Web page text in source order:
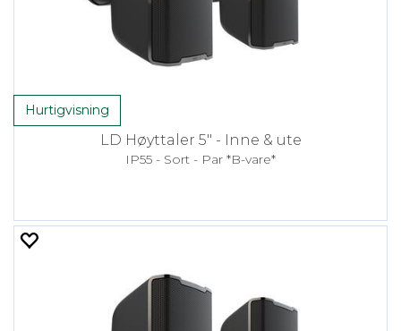
Hurtigvisning
LD Høyttaler 5" - Inne & ute
IP55 - Sort - Par *B-vare*